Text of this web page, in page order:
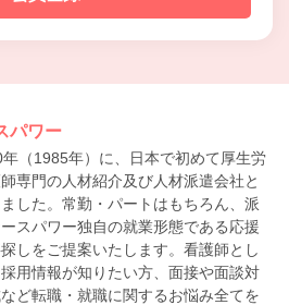
パワー
年（1985年）に、日本で初めて厚生労
専門の人材紹介及び人材派遣会社と
した。常勤・パートはもちろん、派
スパワー独自の就業形態である応援
しをご提案いたします。看護師とし
用情報が知りたい方、面接や面談対
ど転職・就職に関するお悩み全てを